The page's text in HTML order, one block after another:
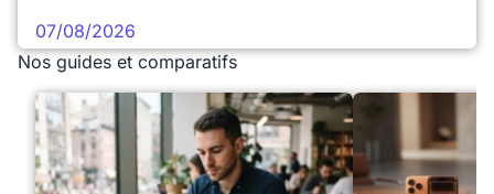
07/08/2026
Nos guides et comparatifs